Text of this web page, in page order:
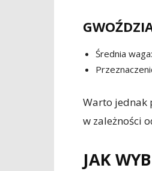
Średnia
Warto jednak
w zależności
JAK